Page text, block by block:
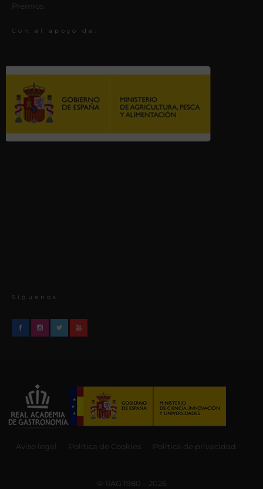
Premios
Con el apoyo de:
Síguenos
Aviso legal Política de Cookies Política de privacidad
© RAG 1980 – 2026